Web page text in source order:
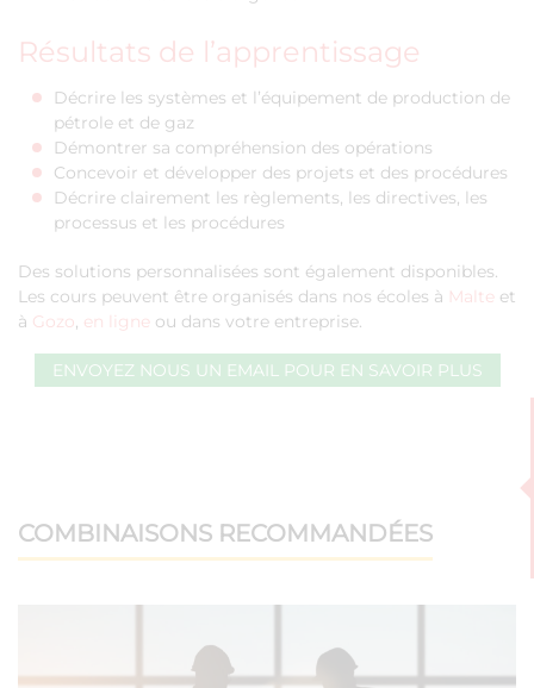
Résultats de l’apprentissage
Décrire les systèmes et l’équipement de production de
pétrole et de gaz
Démontrer sa compréhension des opérations
Concevoir et développer des projets et des procédures
Décrire clairement les règlements, les directives, les
processus et les procédures
Des solutions personnalisées sont également disponibles.
Les cours peuvent être organisés dans nos écoles à Malte et
à Gozo en ligne ou dans votre entreprise.
ENVOYEZ NOUS UN EMAIL POUR EN SAVOIR PLUS
COMBINAISONS RECOMMANDÉES